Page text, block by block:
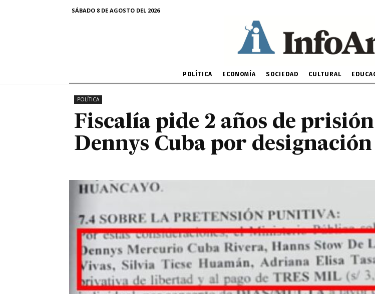
SÁBADO 8 DE AGOSTO DEL 2026
POLÍTICA ECONOMÍA SOCIEDAD CULTURAL
Fiscalía pide 2 años de
Dennys Cuba por
POLÍTICA
Fiscalía pide 2 años de
Dennys Cuba por